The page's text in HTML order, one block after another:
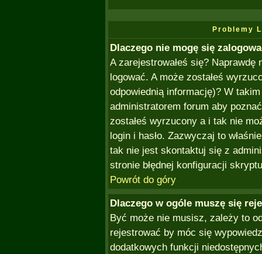
Problemy
Dlaczego nie mogę się
A zarejestrowałeś się?
logować. A może zostałeś
odpowiednią informację)? W
administratorem forum aby
zostałeś wyrzucony a i tak nie
login i hasło. Zazwyczaj to
tak nie jest skontaktuj się z
stronie błędnej konfiguracji
Powrót do góry
Dlaczego w ogóle muszę się
Być może nie musisz, zależy to
rejestrować by móc się
dodatkowych funkcji